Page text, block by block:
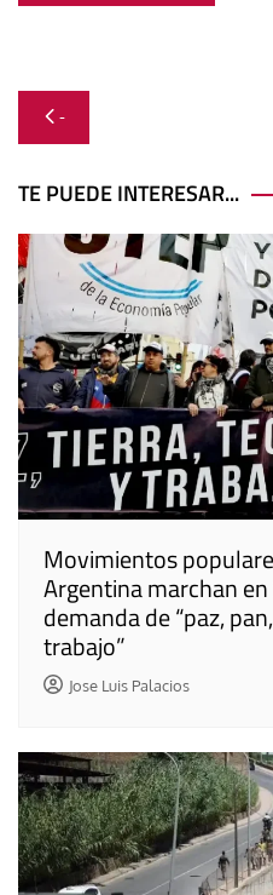
Navegación
de
entradas
-
TE PUEDE INTERESAR...
Movimientos
Argentina marchan
demanda de “paz,
trabajo”
Jose Luis Palacios